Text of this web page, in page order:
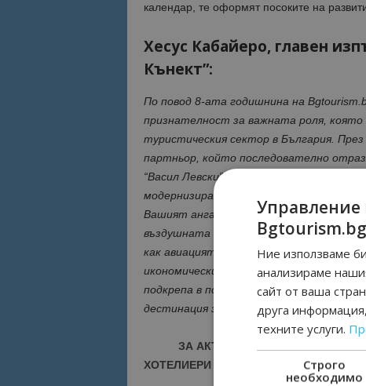
календар, те оформят посоките на
Хесус Кабайеро, главен
Кънект”:
По повод 8-ата годишнина на
признателност за важната роля,
туристическия сектор в България.
партньор, който последователно
“Васил Левски” – София, като помага
модернизирането на летището като
Вашият ангажимент да поставяте във
въздушната свързаност на страната
как авиацията, туризмът и
икономически растеж. Високо ценим
подкрепа в популяризирането на
дестинация за международните
ЗА АКТУАЛНИ НОВИНИ И
ХОТЕЛИЕРИ - ПРИСЪЕДИНЕТЕ СЕ КЪМ
Управление
Bgtourism.bg
Ние използваме
анализираме
сайт от ваша
друга
техните услуги.
Строго
необходимо